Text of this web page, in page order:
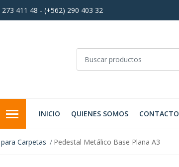
411 48 - (+562) 290 403 32
INICIO QUIENES SOMOS CONTACTO
Carpetas Pedestal Metálico Base Plana A3